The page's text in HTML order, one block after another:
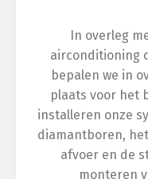
In overleg
airconditioning
bepalen we in
plaats voor het
installeren onze
diamantboren,
afvoer en de
monteren